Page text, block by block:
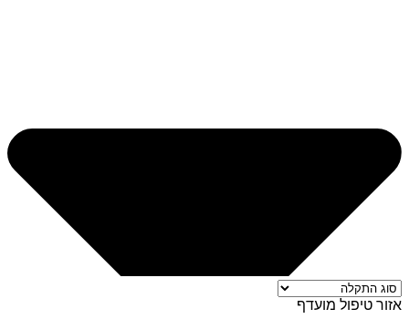
אזור טיפול מועדף